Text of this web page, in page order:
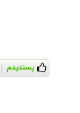
پسندیدم